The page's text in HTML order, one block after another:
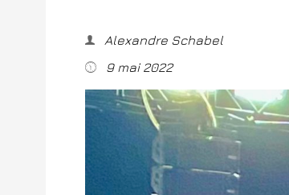
Alexandre Schabel
9 mai 2022